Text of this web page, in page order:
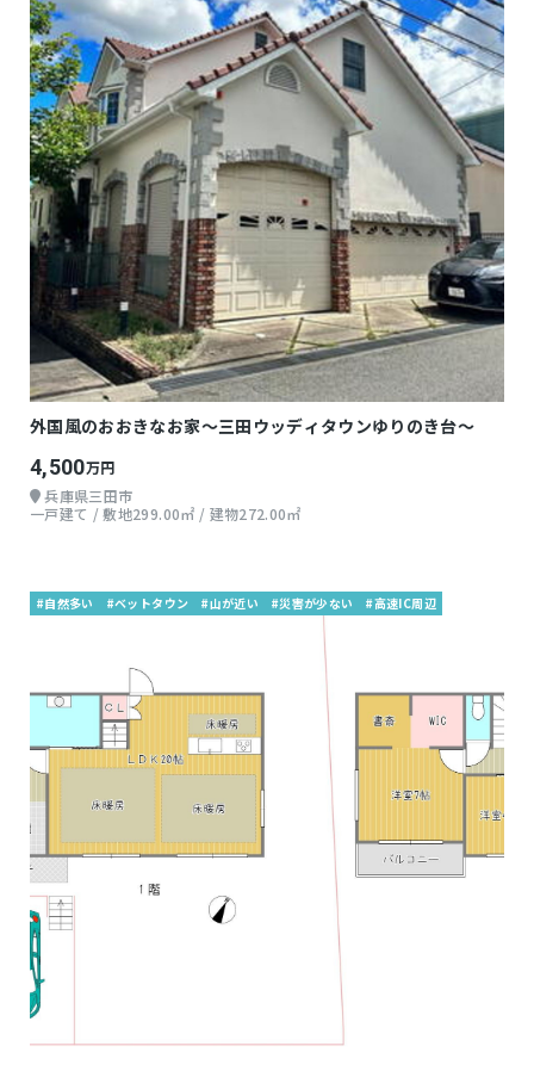
外国風のおおきなお家～三田ウッディタウンゆりのき台～
4,500万円
兵庫県三田市
一戸建て / 敷地299.00㎡ / 建物272.00㎡
#自然多い #ベットタウン #山が近い #災害が少ない #高速IC周辺